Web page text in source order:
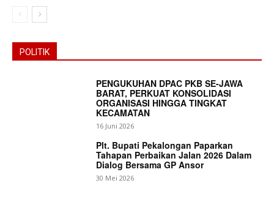
POLITIK
PENGUKUHAN DPAC PKB SE-JAWA
BARAT, PERKUAT KONSOLIDASI
ORGANISASI HINGGA TINGKAT
KECAMATAN
16 Juni 2026
Plt. Bupati Pekalongan Paparkan
Tahapan Perbaikan Jalan 2026 Dalam
Dialog Bersama GP Ansor
30 Mei 2026